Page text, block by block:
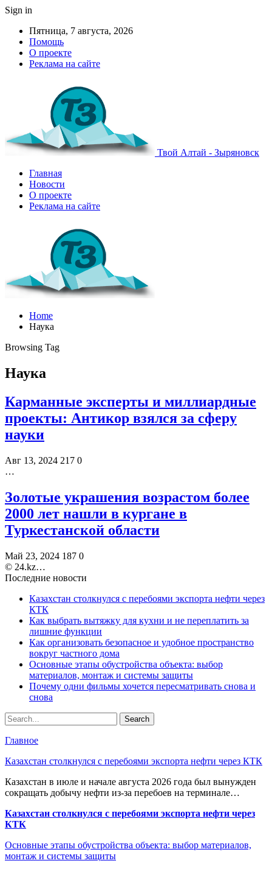
Sign in
Пятница, 7 августа, 2026
Помощь
О проекте
Реклама на сайте
Твой Алтай - Зыряновск
Главная
Новости
О проекте
Реклама на сайте
Home
Наука
Browsing Tag
Наука
Карманные эксперты и миллиардные
проекты: Антикор взялся за сферу
науки
Авг 13, 2024 217 0
…
Золотые украшения возрастом более
2000 лет нашли в кургане в
Туркестанской области
Май 23, 2024 187 0
©️ 24.kz…
Последние новости
Казахстан столкнулся с перебоями экспорта нефти через
КТК
Как выбрать вытяжку для кухни и не переплатить за
лишние функции
Как организовать безопасное и удобное пространство
вокруг частного дома
Основные этапы обустройства объекта: выбор
материалов, монтаж и системы защиты
Почему одни фильмы хочется пересматривать снова и
снова
Главное
Казахстан столкнулся с перебоями экспорта нефти через КТК
Казахстан в июле и начале августа 2026 года был вынужден
сокращать добычу нефти из-за перебоев на терминале…
Казахстан столкнулся с перебоями экспорта нефти через
КТК
Основные этапы обустройства объекта: выбор материалов,
монтаж и системы защиты